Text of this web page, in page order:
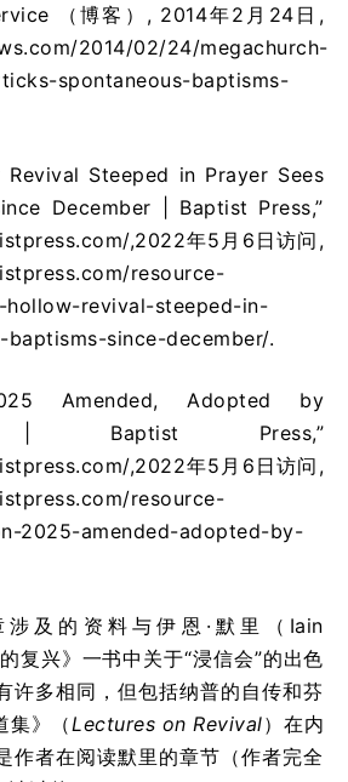
（博客）, 2014年2月24日,
2014/02/24/megachurch-
spontaneous-baptisms-
Steeped in Prayer Sees
December | Baptist Press,”
,2022年5月6日访问,
resource-
hollow-revival-steeped-in-
baptisms-since-december/.
Amended, Adopted by
| Baptist Press,”
,2022年5月6日访问,
resource-
2025-amended-adopted-by-
及的资料与伊恩·默里（Iain
复兴》一书中关于“浸信会”的出色
许多相同，但包括纳普的自传和芬
集》（ Lectures on Revival）在内
作者在阅读默里的章节（作者完全